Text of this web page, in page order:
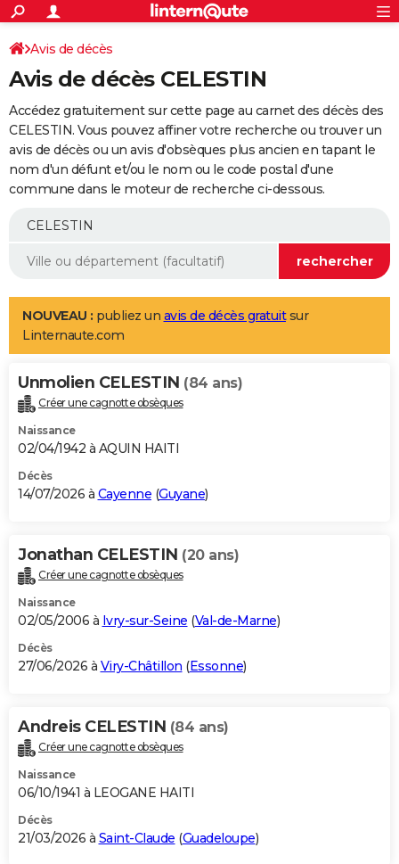
ACTUALITÉS
Politique
Société
Faits Divers
Education
Monde
Villes
+
SPORT
Coupe du monde 2026
Football
Tennis
Cyclisme
Rugby
Forum
Programme TV
TNT
Streaming
Cinéma
Sorties cinéma
Musique
+
FINANCE
Retraite
Epargne
Immobilier
Risques naturels par ville
Banque
Assurance
AUTO
Essais
Réserver un essai
Citadines
Berlines
SUV
Forum auto
+
Mobiles
Meilleur smartphone
Internet
Ordinateurs
Jeux vidéo
Guide high-tech
Aménagement intérieur
LIFESTYLE
Art de vivre
Bien-être
Loisirs
Mode
Modes de vie
Alimentation
Guide de la santé
Maladies
Médicaments
Sommeil
VOYAGE
Destinations
City break
Voyage nature
Voyage de noces
Forum
Climat
+PHOTO
GUIDES D'ACHAT
BONS PLANS
Carte de Noël
Carte Bonne année
Carte Saint-Valentin
Carte Pâques
Carte d'anniversaire
DICTIONNAIRE
Dictionnaire
Biographies
Citations
Expressions
Proverbes
PROGRAMME TV
S'inscrire
Se connecter
Lycées
Collèges
Primaires
Universités
Entreprises
Service militaire
Avis de recherche
AVIS DE DÉCÈS
Bricolage
Lifestyle
Culture
Sport
Auto
Television
Voyage
Cinema
Avis de décès
Avis de décès CELESTIN
Accédez gratuitement sur cette page au carnet des décès des
CELESTIN. Vous pouvez affiner votre recherche ou trouver un
avis de décès ou un avis d'obsèques plus ancien en tapant le
nom d'un défunt et/ou le nom ou le code postal d'une
commune dans le moteur de recherche ci-dessous.
NOUVEAU : publiez un avis de décès gratuitsur
Linternaute.com
Unmolien CELESTIN (84 ans)
Créer une cagnotte obsèques
Naissance
02/04/1942 à AQUIN HAITI
Décès
14/07/2026 à Cayenne (Guyane)
Jonathan CELESTIN (20 ans)
Créer une cagnotte obsèques
Naissance
02/05/2006 à Ivry-sur-Seine (Val-de-Marne)
Décès
27/06/2026 à Viry-Châtillon (Essonne)
Andreis CELESTIN (84 ans)
Créer une cagnotte obsèques
Naissance
06/10/1941 à LEOGANE HAITI
Décès
21/03/2026 à Saint-Claude (Guadeloupe)